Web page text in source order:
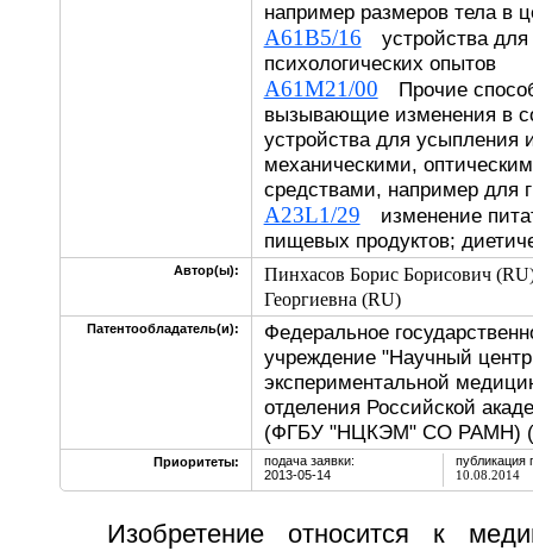
например размеров тела в
A61B5/16 устройства для
психологических опытов
A61M21/00 Прочие
вызывающие изменения в
устройства для усыпления
механическими,
средствами, например для
A23L1/29 изменение
пищевых продуктов;
Автор(ы):
Пинхасов Борис Борисович
Георгиевна (RU)
Патентообладатель(и):
Федеральное
учреждение "Научный
экспериментальной
отделения Российской
(ФГБУ "НЦКЭМ" СО РАМН)
Приоритеты:
подача заявки:
2013-05-14
публикация
10.08.2014
Изобретение относится к